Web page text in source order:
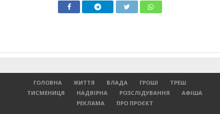
ГОЛОВНА ЖИТТЯ ВЛАДА ГРОШІ
ТРЕШ
ТИСМЕНИЦЯ
НАДВІРНА РОЗСЛІДУВАННЯ
АФІША
РЕКЛАМА
ПРО ПРОЄКТ